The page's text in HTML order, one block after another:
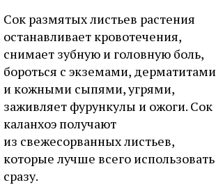
Сок размятых листьев растения
останавливает кровотечения,
снимает зубную и головную боль,
бороться с экземами, дерматитами
и кожными сыпями, угрями,
заживляет фурункулы и ожоги. Сок
каланхоэ получают
из свежесорванных листьев,
которые лучше всего использовать
сразу.